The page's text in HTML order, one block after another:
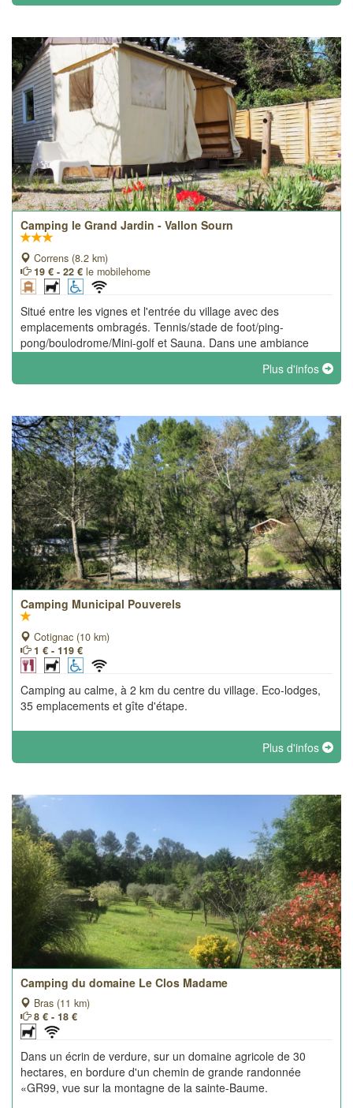
Camping le Grand Jardin - Vallon Sourn
Correns (8.2 km)
19 € - 22 € le mobilehome
Situé entre les vignes et l'entrée du village avec des
emplacements ombragés. Tennis/stade de foot/ping-
pong/boulodrome/Mini-golf et Sauna. Dans une ambiance
Plus d'infos
Camping Municipal Pouverels
Cotignac (10 km)
1 € - 119 €
Camping au calme, à 2 km du centre du village. Eco-lodges,
35 emplacements et gîte d'étape.
Plus d'infos
Camping du domaine Le Clos Madame
Bras (11 km)
8 € - 18 €
Dans un écrin de verdure, sur un domaine agricole de 30
hectares, en bordure d'un chemin de grande randonnée
«GR99, vue sur la montagne de la sainte-Baume.